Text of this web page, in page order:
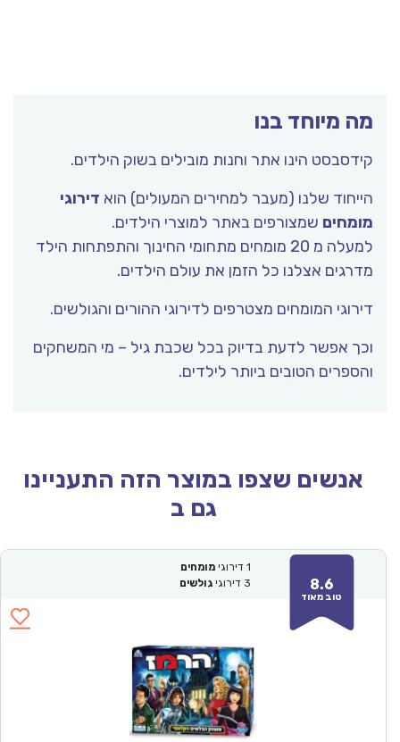
מה מיוחד בנו
קידסבסט הינו אתר וחנות מובילים בשוק הילדים.
הייחוד שלנו (מעבר למחירים המעולים) הוא דירוגי
מומחים שמצורפים באתר למוצרי הילדים.
למעלה מ 20 מומחים מתחומי החינוך והתפתחות הילד
מדרגים אצלנו כל הזמן את עולם הילדים.
דירוגי המומחים מצטרפים לדירוגי ההורים והגולשים.
וכך אפשר לדעת בדיוק בכל שכבת גיל – מי המשחקים
והספרים הטובים ביותר לילדים.
אנשים שצפו במוצר הזה התעניינו
גם ב
8.6
טוב מאוד
1 דירוגי מומחים
3 דירוגי גולשים